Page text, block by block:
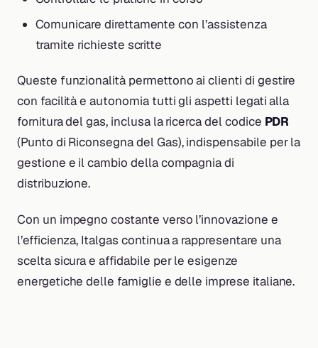
Comunicare direttamente con l’assistenza
tramite richieste scritte
Queste funzionalità permettono ai clienti di gestire
con facilità e autonomia tutti gli aspetti legati alla
fornitura del gas, inclusa la ricerca del codice PDR
(Punto di Riconsegna del Gas), indispensabile per la
gestione e il cambio della compagnia di
distribuzione.
Con un impegno costante verso l’innovazione e
l’efficienza, Italgas continua a rappresentare una
scelta sicura e affidabile per le esigenze
energetiche delle famiglie e delle imprese italiane.